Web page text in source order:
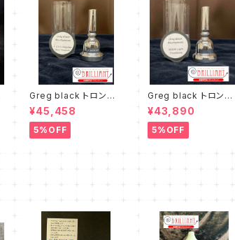
Greg black トロンボ
ーン マウスピース 1 1/2
G Regular
¥45,458
5%OFF
Greg black トロンボ
ーン マウスピース ４GS
W Light
¥43,890
5%OFF